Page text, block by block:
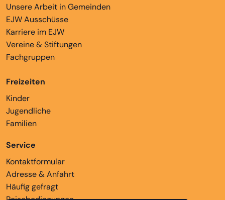
Unsere Arbeit in Gemeinden
EJW Ausschüsse
Karriere im EJW
Vereine & Stiftungen
Fachgruppen
Freizeiten
Kinder
Jugendliche
Familien
Service
Kontaktformular
Adresse & Anfahrt
Häufig gefragt